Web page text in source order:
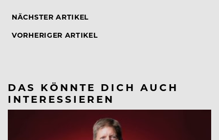
NÄCHSTER ARTIKEL
VORHERIGER ARTIKEL
DAS KÖNNTE DICH AUCH
INTERESSIEREN